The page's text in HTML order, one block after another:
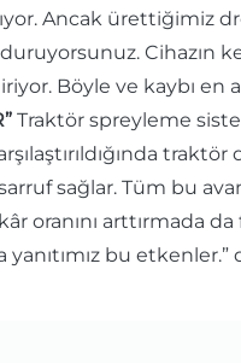
Ancak ürettiğimiz
Cihazın
Böyle ve kaybı en
Traktör spreyleme
sağlar. Tüm bu
oranını arttırmada da
bu etkenler.”